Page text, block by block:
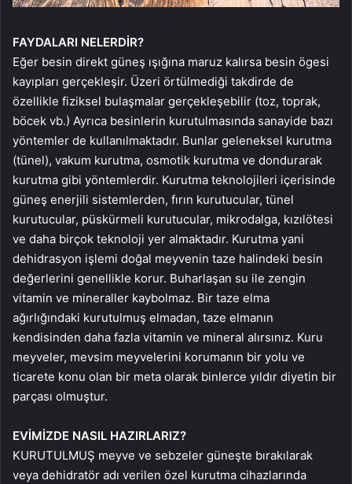
FAYDALARI NELERDİR?
Eğer besin direkt güneş ışığına maruz kalırsa besin ögesi
kayıpları gerçekleşir. Üzeri örtülmediği takdirde de
özellikle fiziksel bulaşmalar gerçekleşebilir (toz, toprak,
böcek vb.) Ayrıca besinlerin kurutulmasında sanayide bazı
yöntemler de kullanılmaktadır. Bunlar geleneksel kurutma
(tünel), vakum kurutma, osmotik kurutma ve dondurarak
kurutma gibi yöntemlerdir. Kurutma teknolojileri içerisinde
güneş enerjili sistemlerden, fırın kurutucular, tünel
kurutucular, püskürmeli kurutucular, mikrodalga, kızılötesi
ve daha birçok teknoloji yer almaktadır. Kurutma yani
dehidrasyon işlemi doğal meyvenin taze halindeki besin
değerlerini genellikle korur. Buharlaşan su ile zengin
vitamin ve mineraller kaybolmaz. Bir taze elma
ağırlığındaki kurutulmuş elmadan, taze elmanın
kendisinden daha fazla vitamin ve mineral alırsınız. Kuru
meyveler, mevsim meyvelerini korumanın bir yolu ve
ticarete konu olan bir meta olarak binlerce yıldır diyetin bir
parçası olmuştur.
EVİMİZDE NASIL HAZIRLARIZ?
KURUTULMUŞ meyve ve sebzeler güneşte bırakılarak
veya dehidratör adı verilen özel kurutma cihazlarında